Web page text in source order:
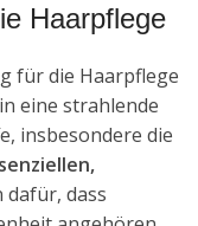
Haarpflege
für die Haarpflege
eine strahlende
insbesondere die
dafür, dass